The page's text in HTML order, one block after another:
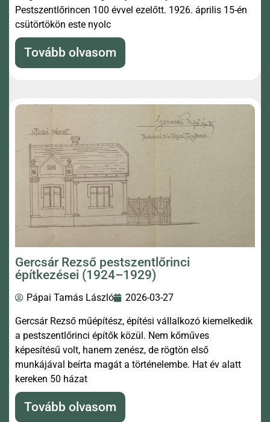
Pestszentlőrincen 100 évvel ezelőtt. 1926. április 15-én
csütörtökön este nyolc
Tovább olvasom
Gercsár Rezső pestszentlőrinci
építkezései (1924–1929)
Pápai Tamás László 2026-03-27
Gercsár Rezső műépítész, építési vállalkozó kiemelkedik
a pestszentlőrinci építők közül. Nem kőműves
képesítésű volt, hanem zenész, de rögtön első
munkájával beírta magát a történelembe. Hat év alatt
kereken 50 házat
Tovább olvasom